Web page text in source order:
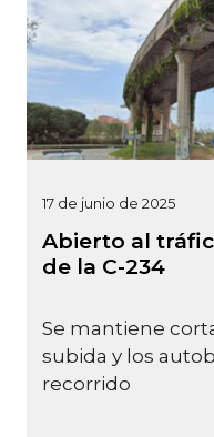
17 de junio de 2025
Abierto al
de la C-234
Se mantiene
subida y los
recorrido